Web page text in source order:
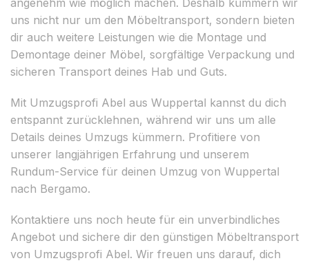
uns nicht nur um den Möbeltransport, sondern bieten
dir auch weitere Leistungen wie die Montage und
Demontage deiner Möbel, sorgfältige Verpackung und
sicheren Transport deines Hab und Guts.
Mit Umzugsprofi Abel aus Wuppertal kannst du dich
entspannt zurücklehnen, während wir uns um alle
Details deines Umzugs kümmern. Profitiere von
unserer langjährigen Erfahrung und unserem
Rundum-Service für deinen Umzug von Wuppertal
nach Bergamo.
Kontaktiere uns noch heute für ein unverbindliches
Angebot und sichere dir den günstigen Möbeltransport
von Umzugsprofi Abel. Wir freuen uns darauf, dich